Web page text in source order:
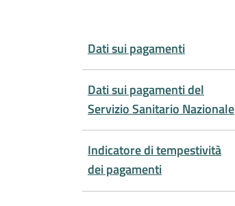
Dati sui pagamenti
Dati sui pagamenti del
Servizio Sanitario Nazionale
Indicatore di tempestività
dei pagamenti